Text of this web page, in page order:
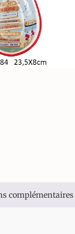
complémentaires